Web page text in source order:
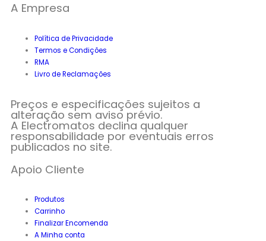
A Empresa
Política de Privacidade
Termos e Condições
RMA
Livro de Reclamações
Preços e especificações sujeitos a
alteração sem aviso prévio.
A Electromatos declina qualquer
responsabilidade por eventuais erros
publicados no site.
Apoio Cliente
Produtos
Carrinho
Finalizar Encomenda
A Minha conta